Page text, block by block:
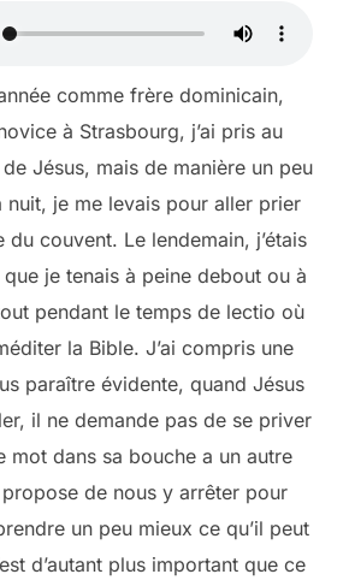
comme frère dominicain,
à Strasbourg, j’ai pris au
Jésus, mais de manière un peu
nuit, je me levais pour aller prier
du couvent. Le lendemain, j’étais
je tenais à peine debout ou à
pendant le temps de lectio où
la Bible. J’ai compris une
paraître évidente, quand Jésus
il ne demande pas de se priver
mot dans sa bouche a un autre
de nous y arrêter pour
un peu mieux ce qu’il peut
d’autant plus important que ce